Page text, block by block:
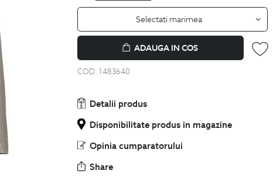
Selectati marimea
ADAUGA IN COS
COD: 1483640
Detalii produs
Disponibilitate produs in magazine
Opinia cumparatorului
Share